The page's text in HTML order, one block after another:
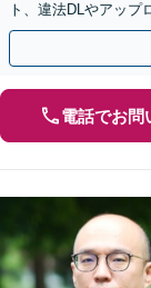
ト、違法DLやアッ
【WEB面談OK&解決
電話でお問